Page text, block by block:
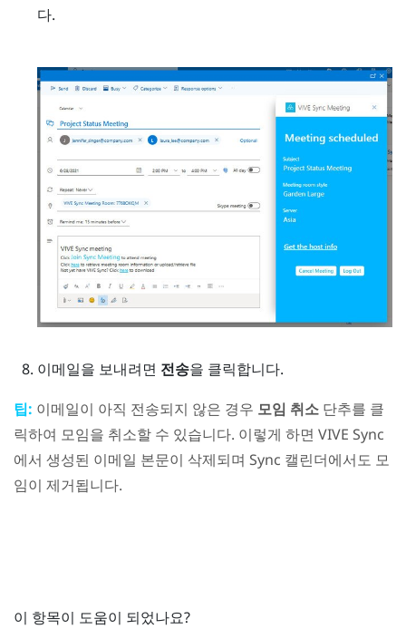
다.
이메일을 보내려면 전송을 클릭합니다.
팁: 이메일이 아직 전송되지 않은 경우 모임 취소 단추를 클
릭하여 모임을 취소할 수 있습니다. 이렇게 하면 VIVE Sync
에서 생성된 이메일 본문이 삭제되며 Sync 캘린더에서도 모
임이 제거됩니다.
이 항목이 도움이 되었나요?